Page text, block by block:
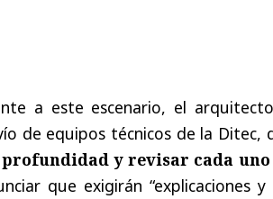
a este escenario, el
de equipos técnicos de la Ditec,
profundidad y revisar cada uno
que exigirán “explicaciones